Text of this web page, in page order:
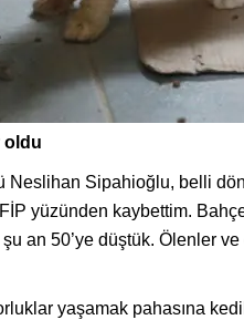
oldu
Neslihan Sipahioğlu, belli
FİP yüzünden kaybettim.
an 50’ye düştük. Ölenler
yaşamak pahasına